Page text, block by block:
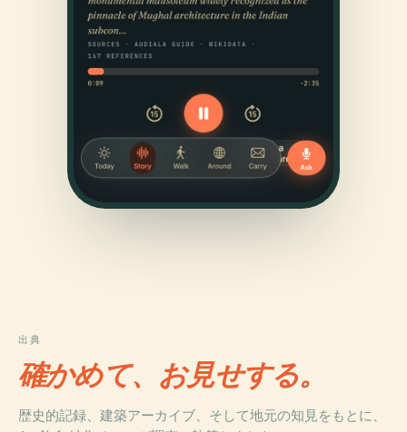
出典
確かめて、お見せする。
歴史的記録、建築アーカイブ、そして地元の知見をもとに、